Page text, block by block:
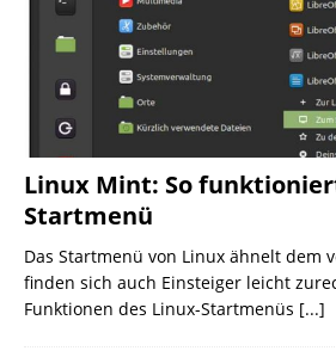
Linux Mint: So
Startmenü
Das Startmenü von Linux ähnelt dem
finden sich auch Einsteiger leicht
Funktionen des Linux-Startmenüs [...]